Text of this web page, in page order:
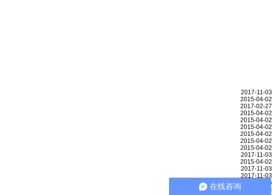
2017-11-03
2015-04-02
2017-02-27
2015-04-02
2015-04-02
2015-04-02
2015-04-02
2015-04-02
2015-04-02
2017-11-03
2015-04-02
2017-11-03
2017-11-03
2015-07-06
2015-05-24
在线咨询